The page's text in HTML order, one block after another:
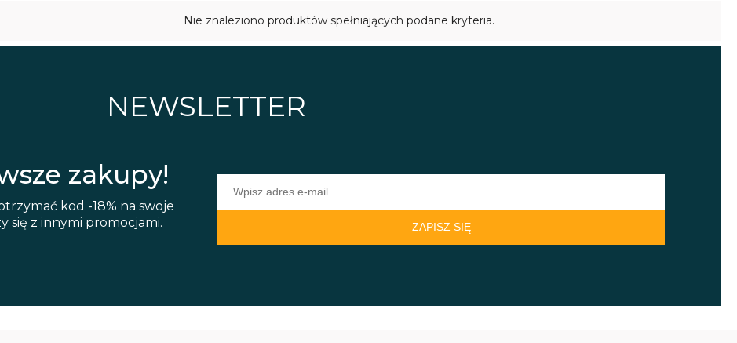
Nie znaleziono produktów spełniających podane kryteria.
NEWSLETTER
zakupy!
kod -18% na swoje
się z innymi promocjami.
ZAPISZ SIĘ